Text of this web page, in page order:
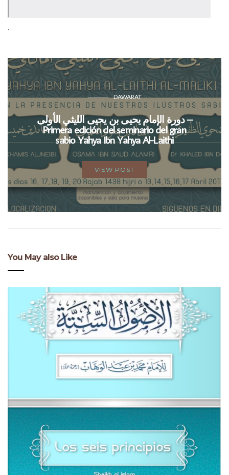
.
DAWARAT
دورة الإمام يحيى بن يحيى الليثي الأولى –
Primera edición del seminario del gran
sabio Yahya Ibn Yahya Al-Laithi
VIEW POST
You May also Like